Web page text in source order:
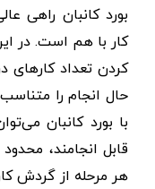
بورد کانبان راهی
کار با هم است. در
کردن تعداد کارهای
حال انجام را
با بورد کانبان
قابل انجامند،
هر مرحله از گردش